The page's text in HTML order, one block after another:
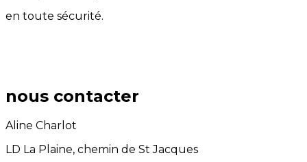
en toute sécurité.
nous contacter
Aline Charlot
LD La Plaine, chemin de St Jacques